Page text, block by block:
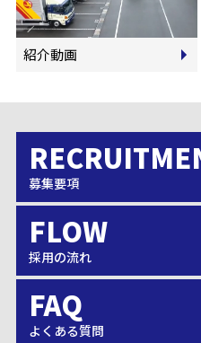
紹介動画
募集要項
採用の流れ
よくある質問